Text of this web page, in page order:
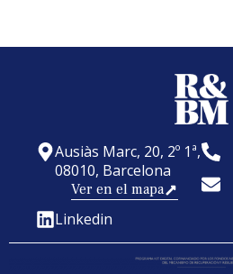
Ausiàs Marc, 20, 2º 1ª,
08010, Barcelona
Ver en el mapa
Linkedin